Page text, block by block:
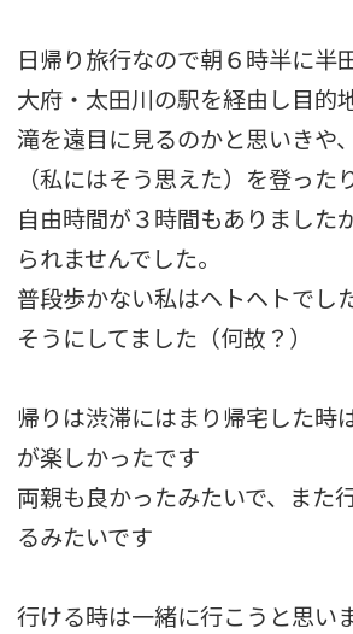
日帰り旅行なので朝６時半に半
大府・太田川の駅を経由し目的
滝を遠目に見るのかと思いきや
（私にはそう思えた）を登った
自由時間が３時間もありました
られませんでした。
普段歩かない私はヘトヘトでし
そうにしてました （何故？）
帰りは渋滞にはまり帰宅した時
が楽しかったです
両親も良かったみたいで、また
るみたいです
行ける時は一緒に行こうと思い